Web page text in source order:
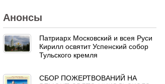
Анонсы
Патриарх Московский и всея Руси
Кирилл освятит Успенский собор
Тульского кремля
СБОР ПОЖЕРТВОВАНИЙ НА